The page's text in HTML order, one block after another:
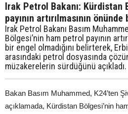
Irak Petrol Bakanı: Kürdistan
payının artırılmasının
Irak Petrol Bakanı Basım
Bölgesi’nin ham petrol payının
bir engel olmadığını belirterek,
arasındaki petrol dosyasında
müzakerelerin sürdüğünü açıkladı.
Bakan Basım Muhammed, K24’ten
açıklamada, Kürdistan Bölgesi’nin